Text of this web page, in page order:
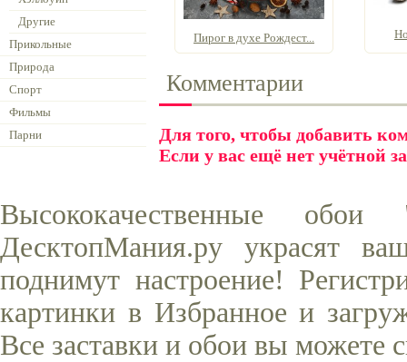
Другие
Прикольные
Природа
Спорт
Фильмы
Парни
Пирог в духе Рождест...
Комментарии
Для того, чтобы добавить
Если у вас ещё нет учётной
Высококачественные
ДесктопМания.ру украсят
поднимут настроение!
картинки в Избранное и
Все заставки и обои вы можете